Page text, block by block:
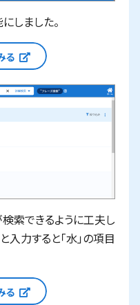
しました。
る 新しいウィンドウで
索できるように工夫し
と入力すると「水」の項目
る 新しいウィンドウで